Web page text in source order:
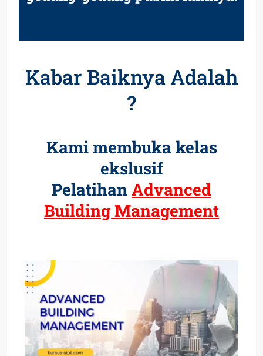
Kabar Baiknya Adalah
?
Kami membuka kelas
ekslusif
PelatihanAdvanced
Building Management